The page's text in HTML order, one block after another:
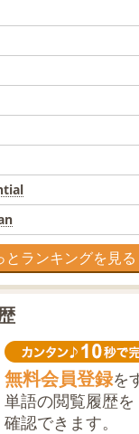
とランキングを見る
無料会員登録を
単語の閲覧履歴を
確認できます。